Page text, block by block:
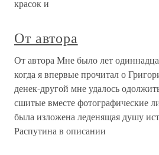
красок и
От автора
От автора Мне было лет
когда я впервые прочитал о
денек-другой мне удалось
сшитые вместе фотографические
была изложена леденящая душу
Распутина в описании